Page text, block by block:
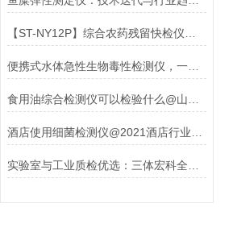
便携式水体急性生物毒性检测仪，一款自强不息的检测仪器#2022已更新